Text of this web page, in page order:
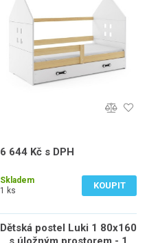
6 644 Kč s DPH
Skladem
1 ks
KOUPIT
Dětská postel Luki 1 80x160